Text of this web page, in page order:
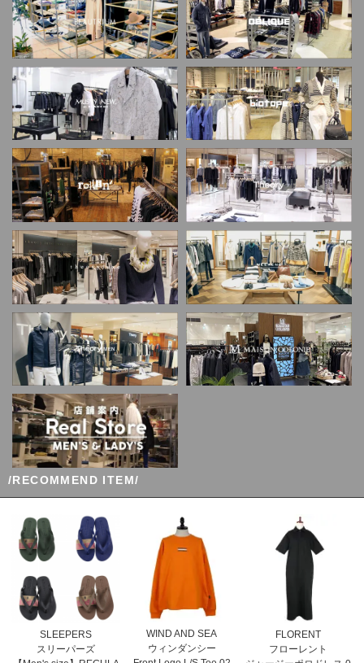
/RECOMMEND ITEM/
SLEEPERS
スリーパーズ
WIND AND SEA
ウィンダンシー
FLORENT
フローレント